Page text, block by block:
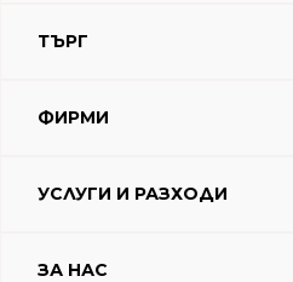
ТЪРГ
ФИРМИ
УСЛУГИ И РАЗХОДИ
ЗА НАС